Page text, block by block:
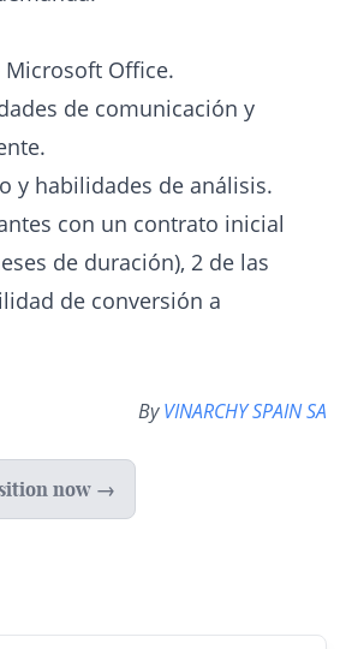
Office.
de comunicación y
y habilidades de análisis.
con un contrato inicial
de duración), 2 de las
de conversión a
ByVINARCHY SPAIN SA
now →